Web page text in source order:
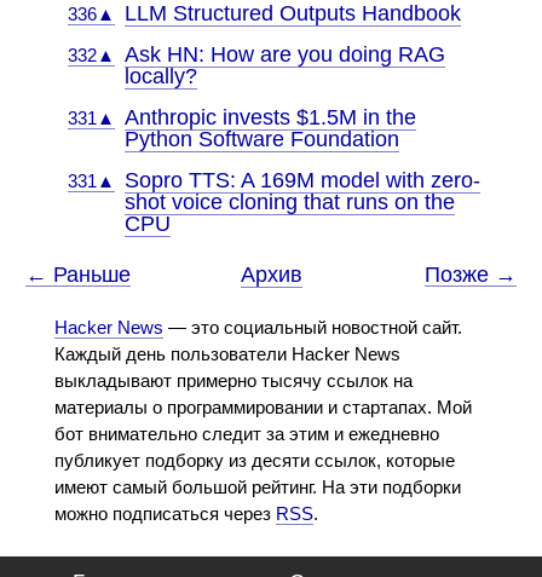
336▲ LLM Structured Outputs Handbook
332▲
Ask HN: How are you doing RAG
locally?
331▲
Anthropic invests $1.5M in the
Python Software Foundation
331▲
Sopro TTS: A 169M model with zero-
shot voice cloning that runs on the
CPU
← Раньше Архив Позже →
Hacker News — это социальный новостной сайт.
Каждый день пользователи Hacker News
выкладывают примерно тысячу ссылок на
материалы о программировании и стартапах. Мой
бот внимательно следит за этим и ежедневно
публикует подборку из десяти ссылок, которые
имеют самый большой рейтинг. На эти подборки
можно подписаться через RSS.